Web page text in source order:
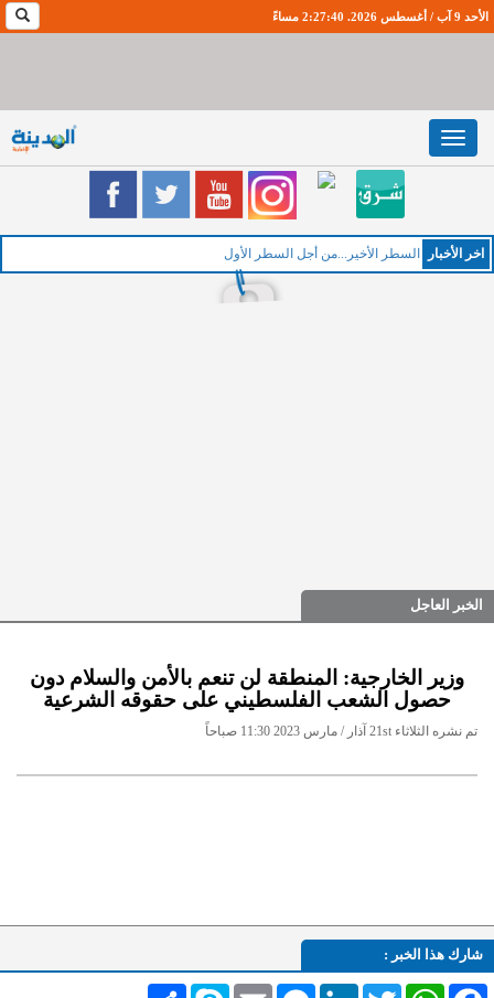
الأحد 9 آب / أغسطس 2026. 2:27:41 مساءً
Toggle
navigation
اخر اﻷخبار السطر الأخير...من أجل السطر الأول
الخبر العاجل
وزير الخارجية: المنطقة لن تنعم بالأمن والسلام دون
حصول الشعب الفلسطيني على حقوقه الشرعية
تم نشره الثلاثاء 21st آذار / مارس 2023 11:30 صباحاً
شارك هذا الخبر :
انشر Skype Email
MessengerLinkedInTwitterWhatsAppFacebook